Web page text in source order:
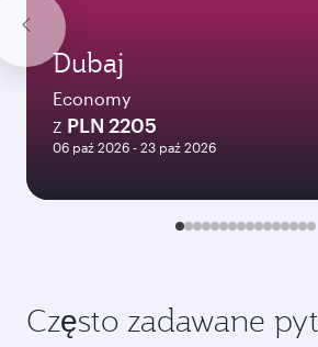
Dubaj
Economy
Z PLN 2205
06 paź 2026 - 23 paź 2026
Często zadawane